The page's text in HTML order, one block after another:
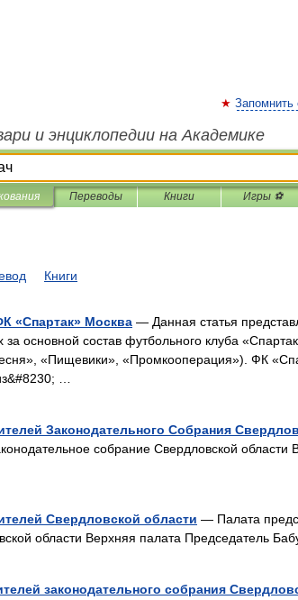
Запомнить
и энциклопедии на Академике
Переводы Книги Игры ⚽
Книги
«Спартак» Москва — Данная статья
за основной состав футбольного клуба
«Пищевики», «Промкооперация»). ФК
…
Законодательного Собрания
собрание Свердловской области
Свердловской области — Палата
области Верхняя палата Председатель
законодательного собрания